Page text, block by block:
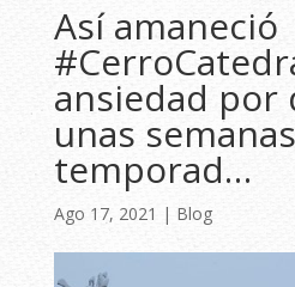
Así amaneció
ansiedad
unas
temporad…
Ago 17, 2021 | Blog